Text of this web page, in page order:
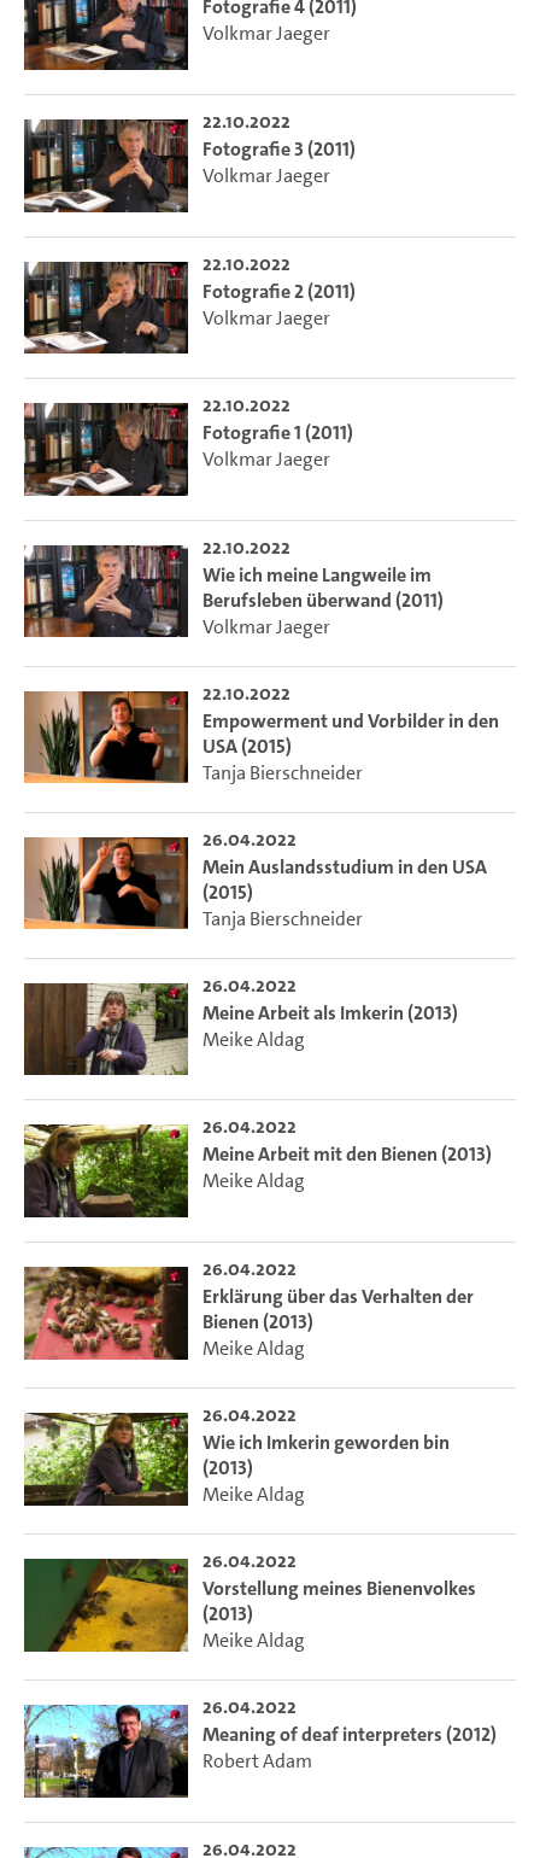
Fotografie 4 (2011)
Volkmar Jaeger
22.10.2022
Fotografie 3 (2011)
Volkmar Jaeger
22.10.2022
Fotografie 2 (2011)
Volkmar Jaeger
22.10.2022
Fotografie 1 (2011)
Volkmar Jaeger
22.10.2022
Wie ich meine Langweile im
Berufsleben überwand (2011)
Volkmar Jaeger
22.10.2022
Empowerment und Vorbilder in den
USA (2015)
Tanja Bierschneider
26.04.2022
Mein Auslandsstudium in den USA
(2015)
Tanja Bierschneider
26.04.2022
Meine Arbeit als Imkerin (2013)
Meike Aldag
26.04.2022
Meine Arbeit mit den Bienen (2013)
Meike Aldag
26.04.2022
Erklärung über das Verhalten der
Bienen (2013)
Meike Aldag
26.04.2022
Wie ich Imkerin geworden bin
(2013)
Meike Aldag
26.04.2022
Vorstellung meines Bienenvolkes
(2013)
Meike Aldag
26.04.2022
Meaning of deaf interpreters (2012)
Robert Adam
26.04.2022